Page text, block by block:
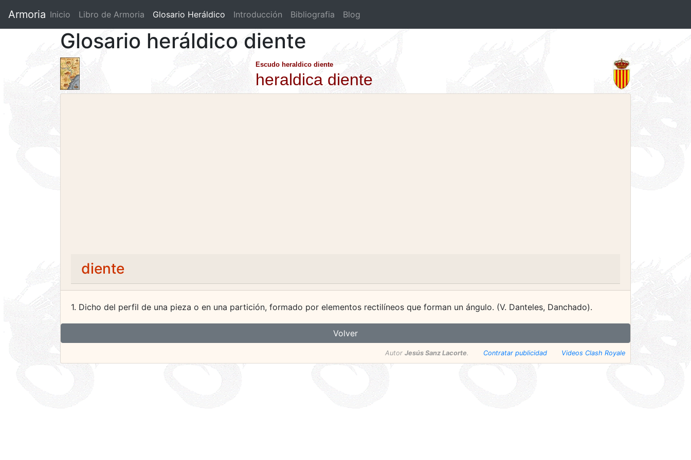
Armoria Inicio Libro de Armoria (current)
Glosario Heráldico Introducción Bibliografia Blog
Glosario heráldico diente
Escudo heraldico diente
heraldica diente
diente
1. Dicho del perfil de una pieza o en una partición, formado por elementos rectilíneos que forman un ángulo. (V. Danteles, Danchado).
Volver
Autor Jesús Sanz Lacorte. Contratar publicidad Videos Clash Royale